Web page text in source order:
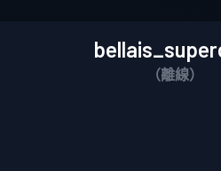
（離線）